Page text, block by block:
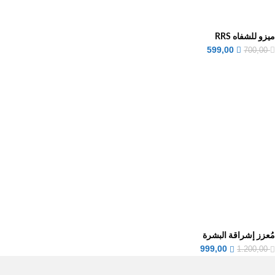
ميزو للشفاه RRS
700,00
599,00
مُعزز إشراقة البشرة
1.200,00
999,00